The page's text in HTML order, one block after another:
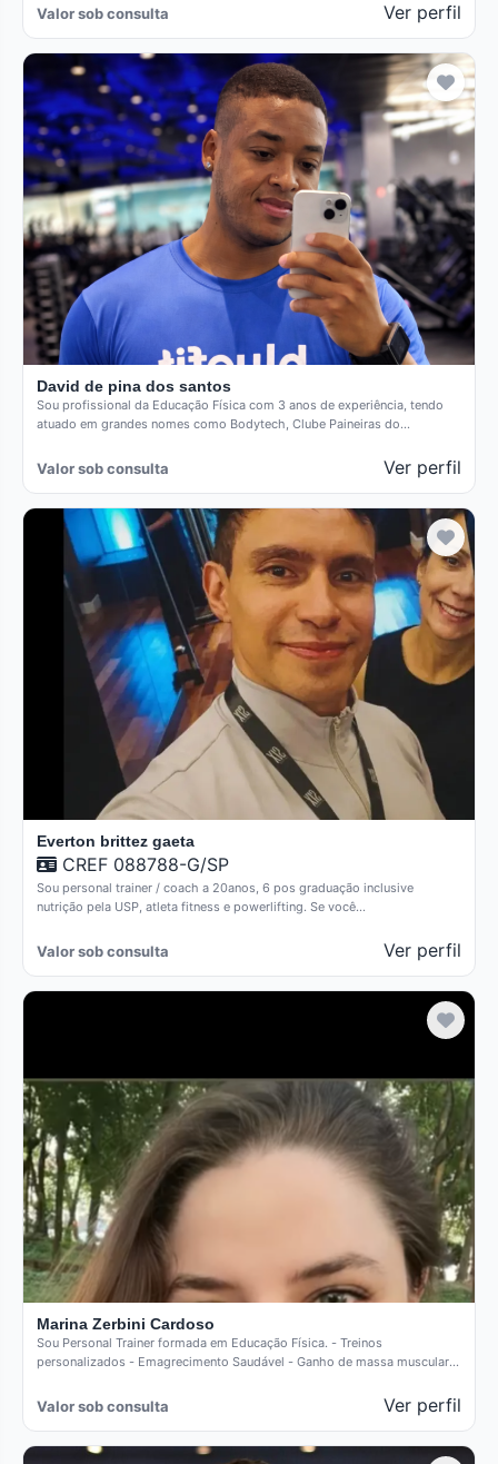
Valor sob consulta Ver perfil
David de pina dos santos
Sou profissional da Educação Física com 3 anos de experiência, tendo
atuado em grandes nomes como Bodytech, Clube Paineiras do…
Valor sob consulta Ver perfil
Everton brittez gaeta
CREF 088788-G/SP
Sou personal trainer / coach a 20anos, 6 pos graduação inclusive
nutrição pela USP, atleta fitness e powerlifting. Se você…
Valor sob consulta Ver perfil
Marina Zerbini Cardoso
Sou Personal Trainer formada em Educação Física. - Treinos
personalizados - Emagrecimento Saudável - Ganho de massa muscular -
Valor sob consulta Ver perfil
Verificado